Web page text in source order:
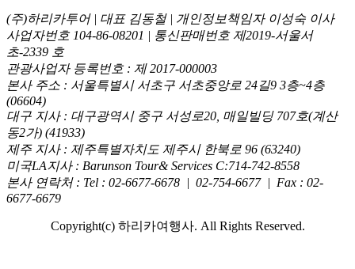
(주)하리카투어 | 대표 김동철 | 개인정보책임자 이성숙 이사
사업자번호 104-86-08201 | 통신판매번호 제2019-서울서
초-2339 호
관광사업자 등록번호 : 제 2017-000003
본사 주소 : 서울특별시 서초구 서초중앙로 24길9 3층~4층
(06604)
대구 지사 : 대구광역시 중구 서성로20, 매일빌딩 707호(계산
동2가) (41933)
제주 지사 : 제주특별자치도 제주시 한북로 96 (63240)
미국LA지사 : Barunson Tour& Services C:714-742-8558
본사 연락처 : Tel : 02-6677-6678 | 02-754-6677 | Fax : 02-
6677-6679
Copyright(c) 하리카여행사. All Rights Reserved.